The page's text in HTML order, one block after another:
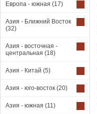
Европа - южная (17)
Азия - Ближний Восток
(32)
Азия - восточная -
центральная (18)
Азия - Китай (5)
Азия - юго-восток (20)
Азия - южная (11)